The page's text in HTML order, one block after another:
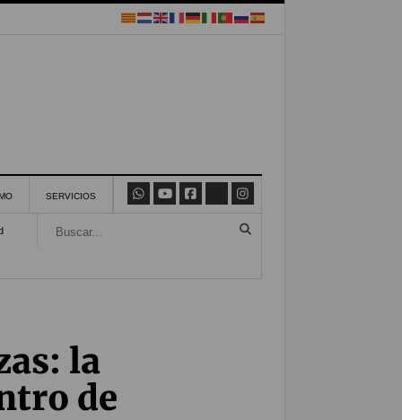
SERVICIOS
la
de